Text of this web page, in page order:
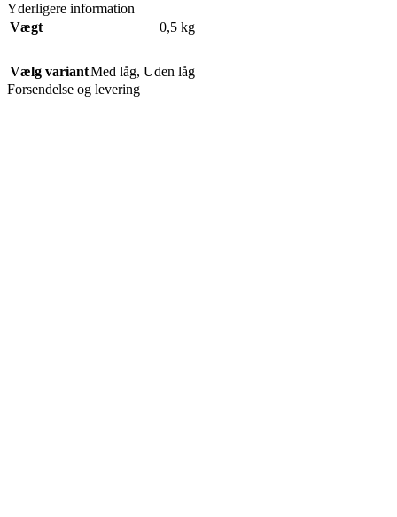
Yderligere information
Vægt
0,5 kg
Vælg variantMed låg, Uden låg
Forsendelse og levering